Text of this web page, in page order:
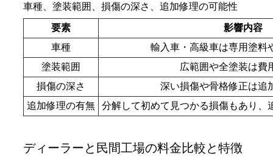
車種、塗装範囲、損傷の深さ、追加修理の可能性
要素
影響内容
車種
輸入車・高級車は専用塗料
塗装範囲
広範囲や全塗装は費
損傷の深さ
深い損傷や骨格修正は追
追加修理の有無
分解して初めて見つかる損傷もあり、
ディーラーと民間工場の料金比較と特徴